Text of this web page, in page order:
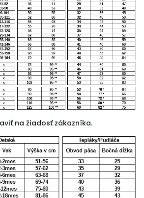
na žiadosť zákazníka.